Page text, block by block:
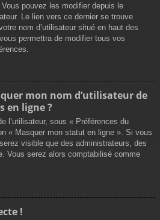
pouvez les modifier depuis le
Le lien vers ce dernier se trouve
nom d’utilisateur situé en haut des
permettra de modifier tous vos
mon nom d’utilisateur de
en ligne ?
l’utilisateur, sous « Préférences du
« Masquer mon statut en ligne ». Si vous
visible que des administrateurs, des
Vous serez alors comptabilisé comme
!